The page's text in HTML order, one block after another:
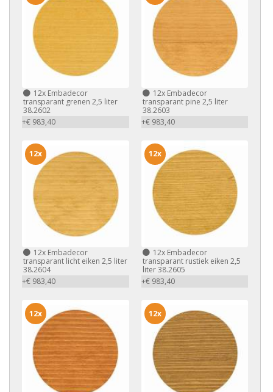
12x Embadecor
transparant grenen 2,5 liter
38.2602
+€ 983,40
12xEmbadecor
transparant pine 2,5 liter
38.2603
+€ 983,40
12x Embadecor
transparant licht eiken 2,5 liter
38.2604
+€ 983,40
12x
12xEmbadecor
transparant rustiek eiken 2,5
liter 38.2605
+€ 983,40
12x
12x 12x